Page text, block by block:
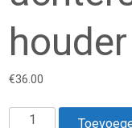
€36.00
DAF